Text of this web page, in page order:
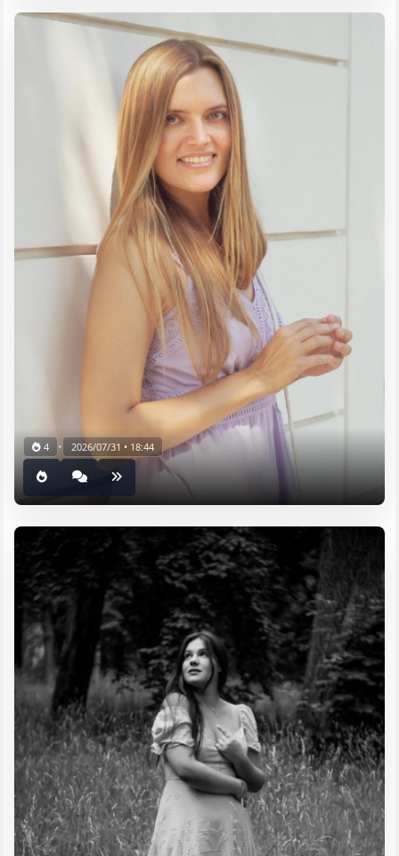
4 • 2026/07/31 • 18:44